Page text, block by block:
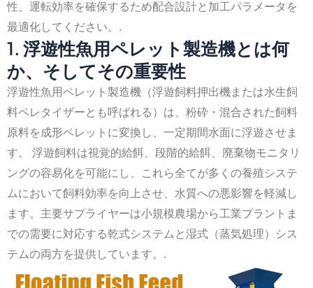
性、運転効率を確保するため配合設計と加工パラメータを
最適化してください。.
1. 浮遊性魚用ペレット製造機とは何
か、そしてその重要性
浮遊性魚用ペレット製造機（浮遊飼料押出機または水生飼
料ペレタイザーとも呼ばれる）は、粉砕・混合された飼料
原料を成形ペレットに変換し、一定期間水面に浮遊させま
す。 浮遊飼料は視覚的給餌、段階的給餌、廃棄物モニタリ
ングの容易化を可能にし、これら全てが多くの養殖システ
ムにおいて飼料効率を向上させ、水質への悪影響を軽減し
ます。主要サプライヤーは小規模農場から工業プラントま
での需要に対応する乾式システムと湿式（蒸気処理）シス
テムの両方を提供しています。.